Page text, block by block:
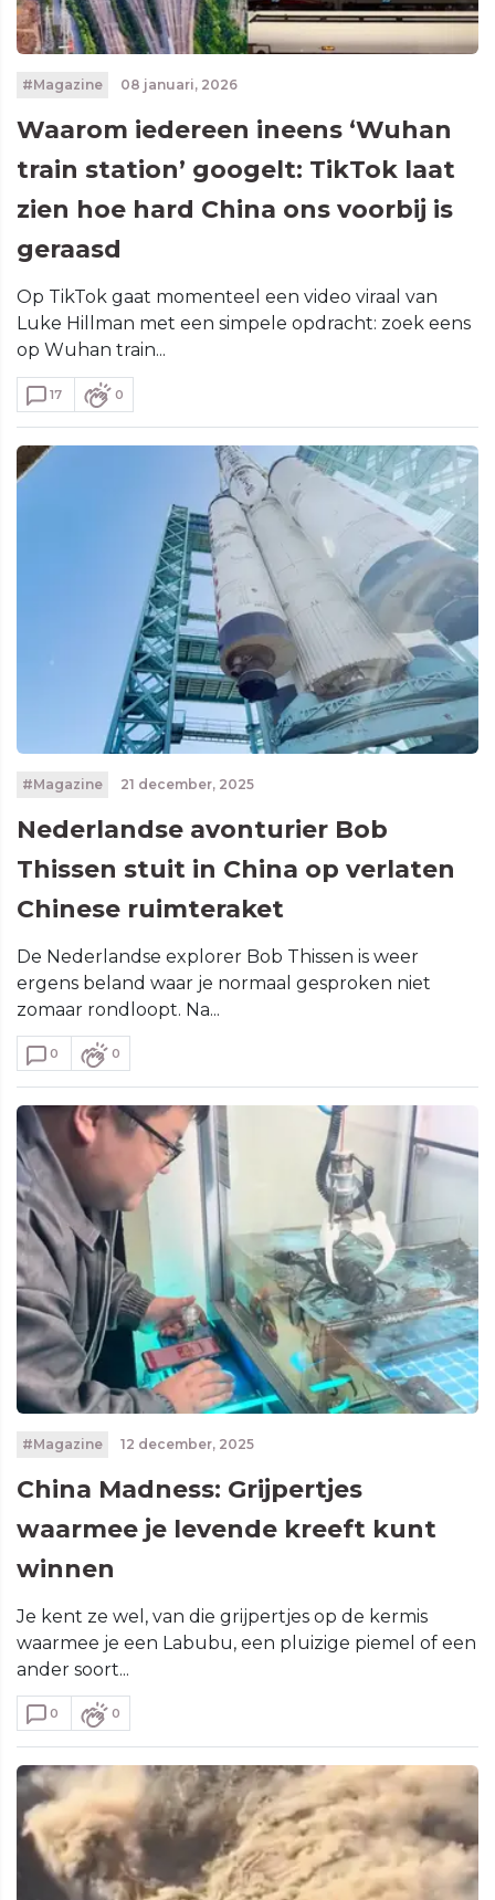
#Magazine 08 januari, 2026
Waarom iedereen ineens ‘Wuhan
train station’ googelt: TikTok laat
zien hoe hard China ons voorbij is
geraasd
Op TikTok gaat momenteel een video viraal van
Luke Hillman met een simpele opdracht: zoek eens
op Wuhan train...
17 0
#Magazine 21 december, 2025
Nederlandse avonturier Bob
Thissen stuit in China op verlaten
Chinese ruimteraket
De Nederlandse explorer Bob Thissen is weer
ergens beland waar je normaal gesproken niet
zomaar rondloopt. Na...
0 0
#Magazine 12 december, 2025
China Madness: Grijpertjes
waarmee je levende kreeft kunt
winnen
Je kent ze wel, van die grijpertjes op de kermis
waarmee je een Labubu, een pluizige piemel of een
ander soort...
0 0